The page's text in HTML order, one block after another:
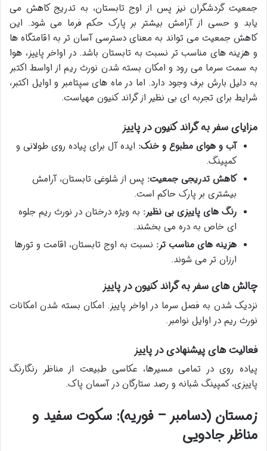
جمعیت گردشگران نیز پس از اوج تابستان، به تدریج کاهش می
یابد و حسی از آرامش بیشتر بر پارک حکم فرما می شود. این
کاهش جمعیت می تواند به معنای دسترسی آسان تر به اقامتگاه ها
و هزینه های مناسب تر نسبت به تابستان باشد. در اواخر پاییز، هوا
به سمت سرما می رود و امکان بسته شدن نورث ریم از اواسط اکتبر
به دلیل بارش برف وجود دارد. اما در ماه های سپتامبر و اوایل اکتبر،
شرایط برای تجربه ای بی نظیر از گراند کنیون مهیاست.
مزایای سفر به گراند کنیون در پاییز
آب و هوای مطبوع و خنک: ایده آل برای پیاده روی طولانی و
کمپینگ.
کاهش تدریجی جمعیت: پس از شلوغی تابستان، آرامش
بیشتری بر پارک حاکم است.
رنگ های پاییزی بی نظیر: به ویژه درختان در نورث ریم جلوه
ای خاص به دره می بخشند.
هزینه های مناسب تر: نسبت به اوج تابستان، اقامت و تورها
ارزان تر می شوند.
چالش های سفر به گراند کنیون در پاییز
نزدیک شدن به فصل سرما در اواخر پاییز. امکان بسته شدن امکانات
نورث ریم در اوایل نوامبر.
فعالیت های پیشنهادی در پاییز
پیاده روی در تمامی مسیرها، عکاسی طبیعت از مناظر رنگارنگ
پاییزی، کمپینگ شبانه و رصد ستارگان در آسمان پاک.
زمستان (دسامبر – فوریه): سکوت سفید و
مناظر جادویی